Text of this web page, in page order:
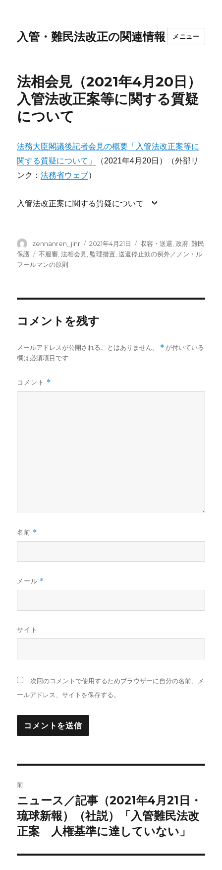
入管・難民法改正の関連情報 メニュー
法相会見（2021年4月20日）
入管法改正案等に関する質疑
について
法務大臣閣議後記者会見の概要「入管法改正案等に
関する質疑について」
（2021年4月20日）（外部リ
ンク：法務省ウェブ）
入管法改正案に関する質疑について
投
稿
者
zennanren_jlnr
投
稿
2021年4月21日
カ
テ
収容・送還 ,政府 ,難民
保護
タ
グ
不服審 ,法相会見 監理措置 ,送還停止効の例外／ノン・ル
フールマンの原則
コメントを残す
メールアドレスが公開されることはありません。 * が付いている
欄は必須項目です
コメント *
名前 *
メール *
サイト
次回のコメントで使用するためブラウザーに自分の名前、メ
ールアドレス、サイトを保存する。
稿
ナ
ビ
ゲ
前
前
の
投
ニュース／記事（2021年4月21日・
琉球新報）（社説）「入管難民法改
正案 人権基準に達していない」